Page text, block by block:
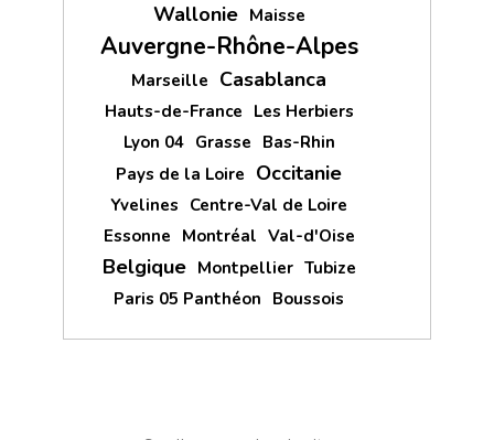
Wallonie Maisse
Auvergne-Rhône-Alpes
Marseille Casablanca
Hauts-de-France Les Herbiers
Lyon 04 Grasse Bas-Rhin
Pays de la Loire Occitanie
Yvelines Centre-Val de Loire
Essonne Montréal Val-d'Oise
Belgique Montpellier Tubize
Paris 05 Panthéon Boussois